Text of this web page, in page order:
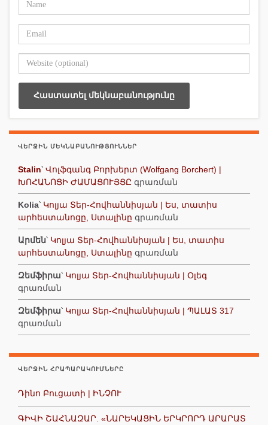
ՎԵՐՋԻՆ ՄԵԿՆԱԲԱՆՈՒԹՅՈՒՆՆԵՐ
Stalin՝ Վոլֆգանգ Բորխերտ (Wolfgang Borchert) |
ԽՈՀԱՆՈՑԻ ԺԱՄԱՑՈՒՅՑԸ գրառման
Kolia՝ Կոլյա Տեր-Հովհաննիսյան | Ես, տատիս
արհեստանոցը, Ստալինը գրառման
Արմեն՝ Կոլյա Տեր-Հովհաննիսյան | Ես, տատիս
արհեստանոցը, Ստալինը գրառման
Զեմֆիրա՝ Կոլյա Տեր-Հովհաննիսյան | Օլեգ
գրառման
Զեմֆիրա՝ Կոլյա Տեր-Հովհաննիսյան | ՊԱԼԱՏ 317
գրառման
ՎԵՐՋԻՆ ՀՐԱՊԱՐԱԿՈՒՄՆԵՐԸ
Դինո Բուցատի | ԻՆՉՈՒ
ԳԻՎԻ ՇԱՀՆԱԶԱՐ. «ՆԱՐԵԿԱՑԻՆ ԵՐԿՐՈՐԴ ԱՐԱՐԱՏ